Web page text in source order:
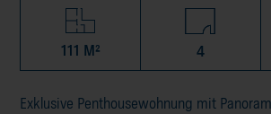
111 M² 4
Exklusive Penthousewohnung mit